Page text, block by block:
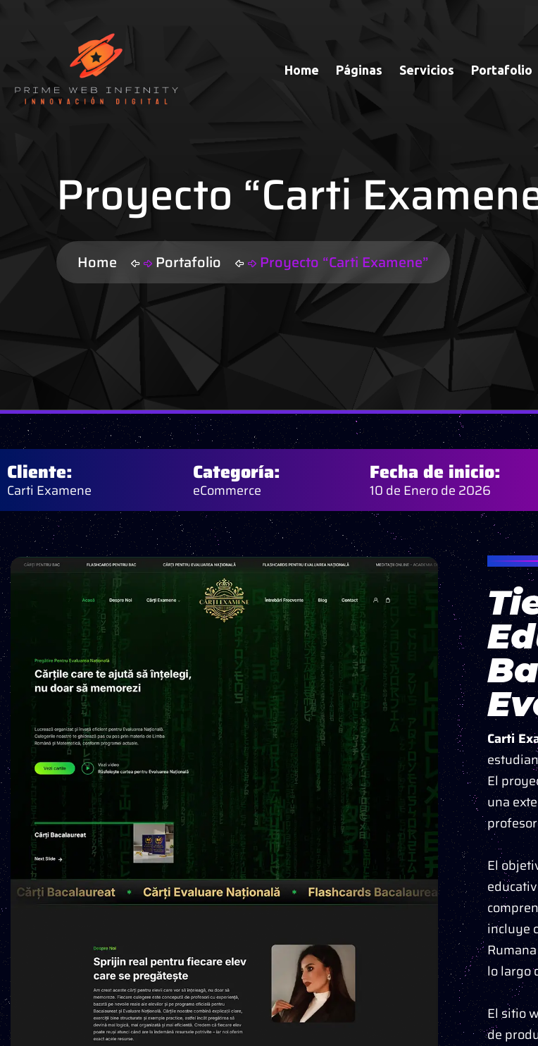
Home Páginas Servicios Portafolio
Proyecto “Carti
Home Portafolio Proyecto “Carti Examene”
Cliente:
Carti Examene
Categoría:
eCommerce
Fecha de inicio:
10 de Enero de 2026
Carti
El
una
El
incluye
lo largo
El sitio
de